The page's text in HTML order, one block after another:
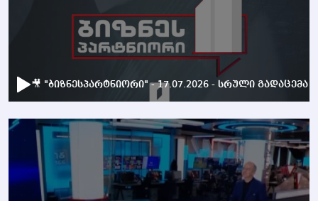
🎥 "ბიზნესპარტნიორი" - 17.07.2026 - სრული გადაცემა